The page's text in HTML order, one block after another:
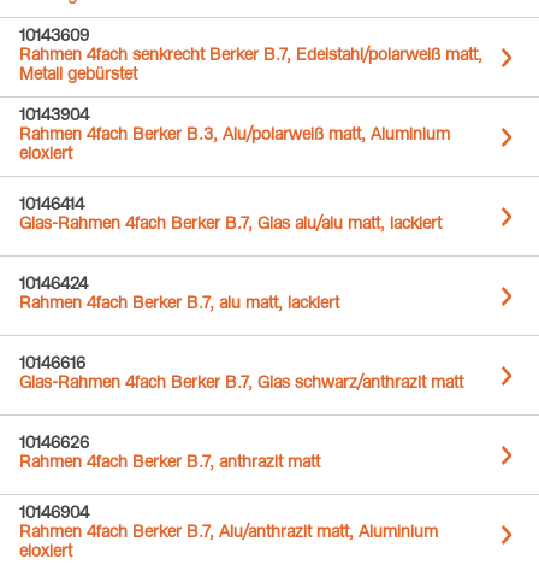
10143609
Rahmen 4fach senkrecht Berker B.7, Edelstahl/polarweiß matt,
Metall gebürstet
10143904
Rahmen 4fach Berker B.3, Alu/polarweiß matt, Aluminium
eloxiert
10146414
Glas-Rahmen 4fach Berker B.7, Glas alu/alu matt, lackiert
10146424
Rahmen 4fach Berker B.7, alu matt, lackiert
10146616
Glas-Rahmen 4fach Berker B.7, Glas schwarz/anthrazit matt
10146626
Rahmen 4fach Berker B.7, anthrazit matt
10146904
Rahmen 4fach Berker B.7, Alu/anthrazit matt, Aluminium
eloxiert